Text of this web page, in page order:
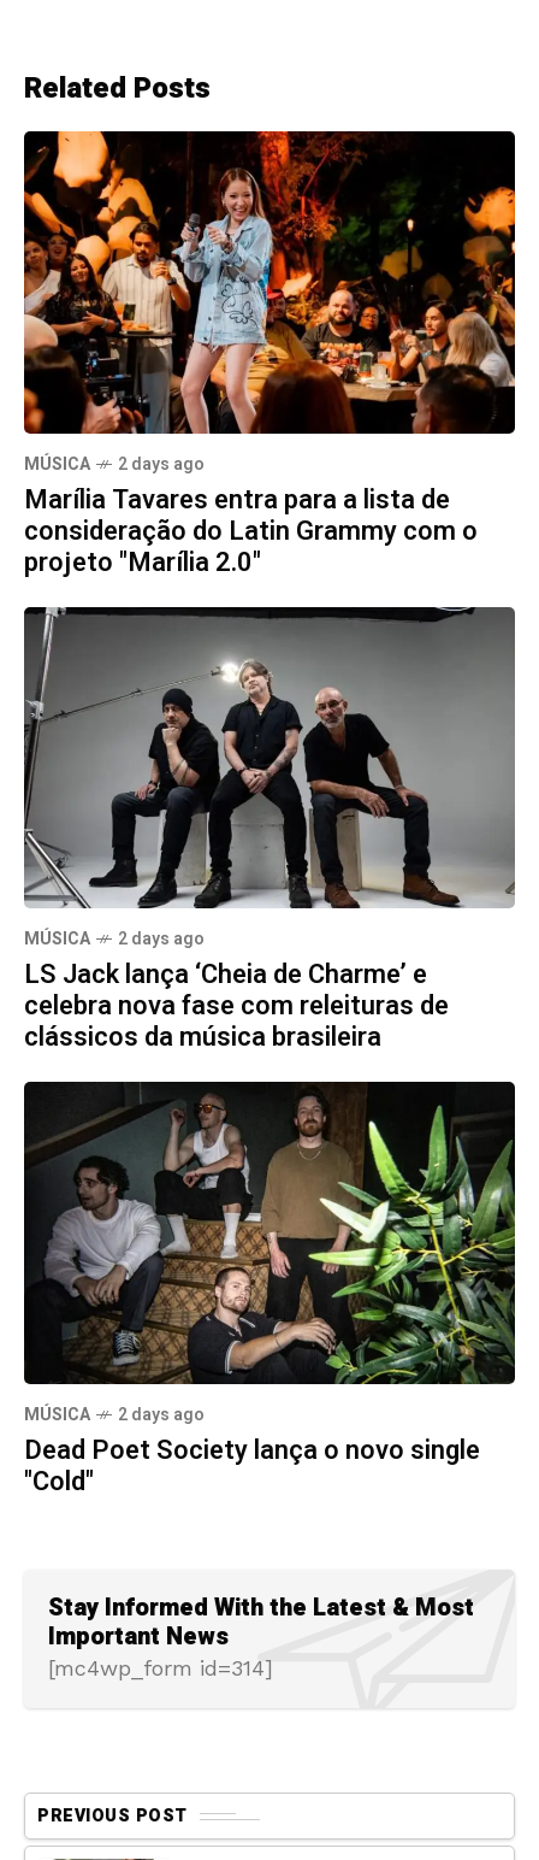
Related Posts
MÚSICA 2 days ago
Marília Tavares entra para a lista de
consideração do Latin Grammy com o
projeto "Marília 2.0"
MÚSICA 2 days ago
LS Jack lança ‘Cheia de Charme’ e
celebra nova fase com releituras de
clássicos da música brasileira
MÚSICA 2 days ago
Dead Poet Society lança o novo single
"Cold"
Stay Informed With the Latest & Most
Important News
[mc4wp_form id=314]
PREVIOUS POST